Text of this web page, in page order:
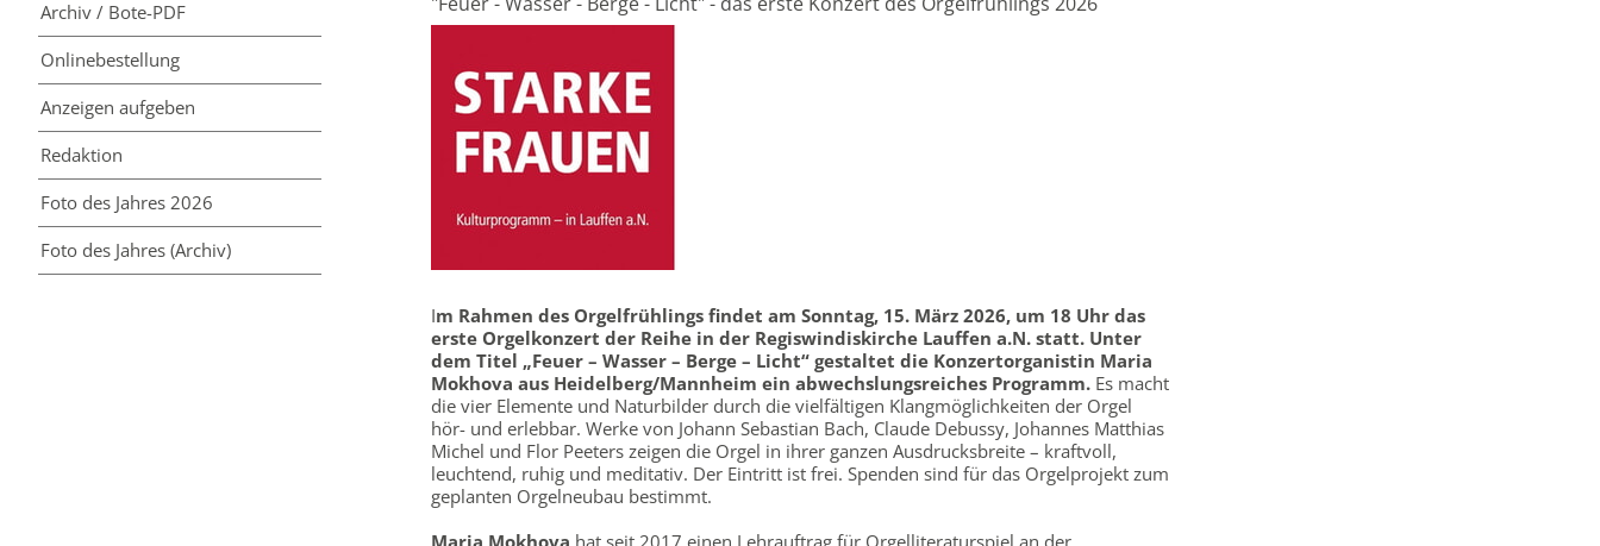
Archiv / Bote-PDF
Online­bestellung
Anzeigen aufgeben
Redaktion
Foto des Jahres 2026
Foto des Jahres (Archiv)
Im Rahmen des Orgelfrühlings findet am Sonntag, 15. März 2026, um 18 Uhr das
erste Orgelkonzert der Reihe in der Regiswindiskirche Lauffen a.N. statt. Unter
dem Titel „Feuer – Wasser – Berge – Licht“ gestaltet die Konzertorganistin Maria
Mokhova aus Heidelberg/Mannheim ein abwechslungsreiches Programm. Es macht
die vier Elemente und Naturbilder durch die vielfältigen Klangmöglichkeiten der Orgel
hör- und erlebbar. Werke von Johann Sebastian Bach, Claude Debussy, Johannes Matthias
Michel und Flor Peeters zeigen die Orgel in ihrer ganzen Ausdrucksbreite – kraftvoll,
leuchtend, ruhig und meditativ. Der Eintritt ist frei. Spenden sind für das Orgelprojekt zum
geplanten Orgelneubau bestimmt.
Maria Mokhova hat seit 2017 einen Lehrauftrag für Orgelliteraturspiel an der